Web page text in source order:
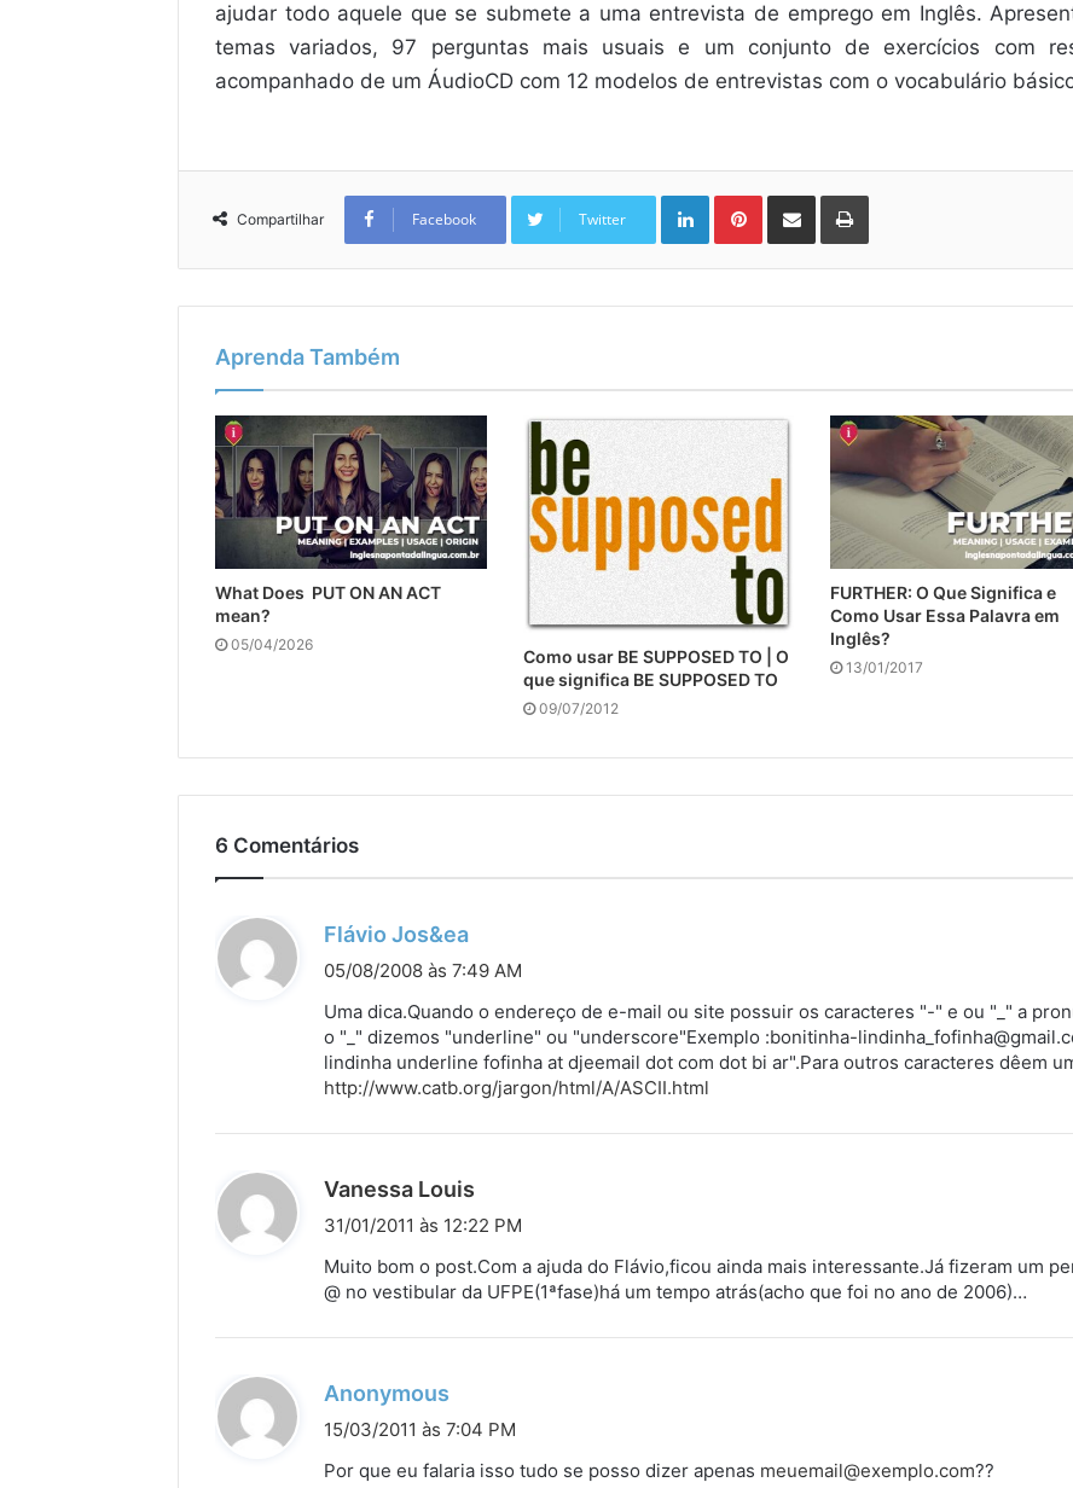
ajudar todo aquele que se submete a uma entrevista de emprego em Inglês.
temas variados, 97 perguntas mais usuais e um conjunto de exercícios com
acompanhado de um ÁudioCD com 12 modelos de entrevistas com o vocabulário
Compartilhar Facebook Twitter
LinkedinPinterest
Compartilhar via e-mail Imprimir
Aprenda Também
What Does PUT ON AN ACT
mean?
05/04/2026
Como usar BE SUPPOSED TO | O
que significa BE SUPPOSED TO
09/07/2012
FURTHER: O Que Significa e
Como Usar Essa Palavra em
Inglês?
13/01/2017
6 Comentários
Flávio Jos&ea
i
s
e
:
05/08/2008 às 7:49 AM
Uma dica.Quando o endereço de e-mail ou site possuir os caracteres "-" e ou "_" a
o "_" dizemos "underline" ou "underscore"Exemplo :bonitinha-
lindinha underline fofinha at djeemail dot com dot bi ar".Para outros caracteres dêem
http://www.catb.org/jargon/html/A/ASCII.html
Vanessa Louis
i
s
31/01/2011 às 12:22 PM
Muito bom o post.Com a ajuda do Flávio,ficou ainda mais interessante.Já fizeram um
@ no vestibular da UFPE(1ªfase)há um tempo atrás(acho que foi no ano de 2006)…
Anonymous
i
15/03/2011 às 7:04 PM
Por que eu falaria isso tudo se posso dizer apenas meuemail@exemplo.com??